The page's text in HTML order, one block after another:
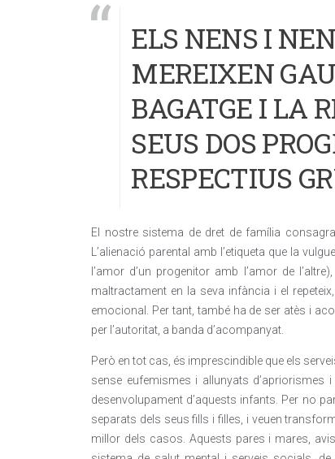
ELS NENS I
MEREIXEN
BAGATGE I LA
SEUS DOS
RESPECTIUS
El nostre sistema de dret de família
L’alienació parental amb l’etiqueta que la
l’amor d’un progenitor amb l’amor de
maltractament en la seva infància i el
emocional. Per tant, també ha de ser atès i
per l’autoritat, a banda d’acompanyat.
Però en tot cas, és imprescindible que els
sense eufemismes i allunyats
desenvolupament d’aquests infants. Per no
separats dels seus fills i filles, i veuen
millor dels casos. Aquests pares i mares,